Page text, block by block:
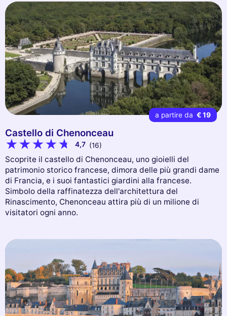
a partire da € 19
Castello di Chenonceau
4,7 (16)
Scoprite il castello di Chenonceau, uno gioielli del
patrimonio storico francese, dimora delle più grandi dame
di Francia, e i suoi fantastici giardini alla francese.
Simbolo della raffinatezza dell'architettura del
Rinascimento, Chenonceau attira più di un milione di
visitatori ogni anno.